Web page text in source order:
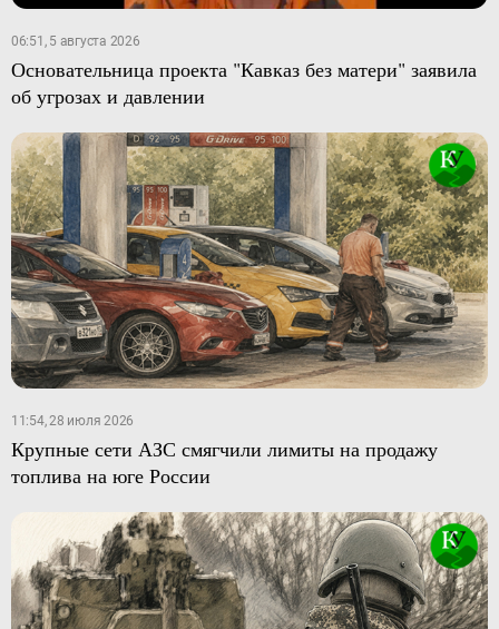
06:51, 5 августа 2026
Основательница проекта "Кавказ без матери" заявила
об угрозах и давлении
11:54, 28 июля 2026
Крупные сети АЗС смягчили лимиты на продажу
топлива на юге России